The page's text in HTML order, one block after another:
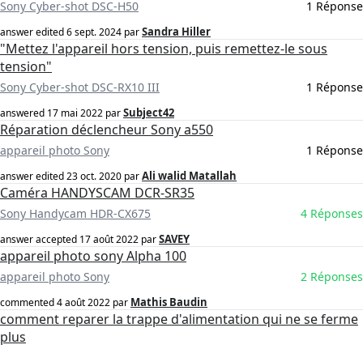
Sony Cyber-shot DSC-H50 1 Réponse
answer edited6 sept. 2024 parSandra Hiller
"Mettez l'appareil hors tension, puis remettez-le sous
tension"
Sony Cyber-shot DSC-RX10 III 1 Réponse
answered 17 mai 2022 parSubject42
Réparation déclencheur Sony a550
appareil photo Sony 1 Réponse
answer edited23 oct. 2020 parAli walid Matallah
Caméra HANDYSCAM DCR-SR35
Sony Handycam HDR-CX675 4 Réponses
answer accepted 17 août 2022 parSAVEY
appareil photo sony Alpha 100
appareil photo Sony 2 Réponses
commented4 août 2022 par Mathis Baudin
comment reparer la trappe d'alimentation qui ne se ferme
plus